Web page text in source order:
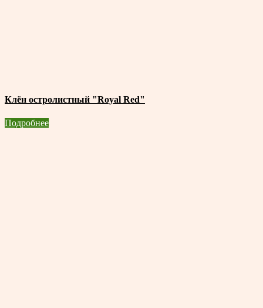
Клён остролистный "Royal Red"
Подробнее